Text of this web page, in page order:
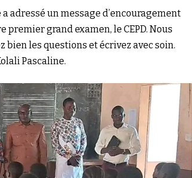
adressé un message d’encouragement
premier grand examen, le CEPD. Nous
bien les questions et écrivez avec soin.
Pascaline.